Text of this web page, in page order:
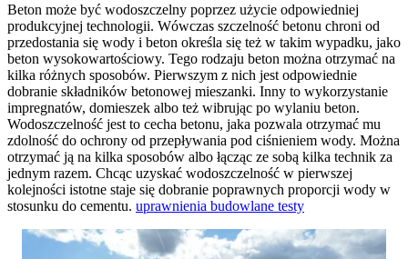
Beton może być wodoszczelny poprzez użycie odpowiedniej
produkcyjnej technologii. Wówczas szczelność betonu chroni od
przedostania się wody i beton określa się też w takim wypadku, jako
beton wysokowartościowy. Tego rodzaju beton można otrzymać na
kilka różnych sposobów. Pierwszym z nich jest odpowiednie
dobranie składników betonowej mieszanki. Inny to wykorzystanie
impregnatów, domieszek albo też wibrując po wylaniu beton.
Wodoszczelność jest to cecha betonu, jaka pozwala otrzymać mu
zdolność do ochrony od przepływania pod ciśnieniem wody. Można
otrzymać ją na kilka sposobów albo łącząc ze sobą kilka technik za
jednym razem. Chcąc uzyskać wodoszczelność w pierwszej
kolejności istotne staje się dobranie poprawnych proporcji wody w
stosunku do cementu. uprawnienia budowlane testy